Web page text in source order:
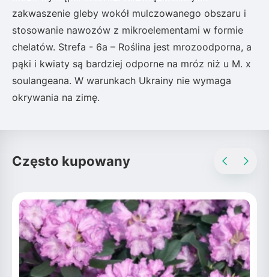
zakwaszenie gleby wokół mulczowanego obszaru i
stosowanie nawozów z mikroelementami w formie
chelatów. Strefa - 6a – Roślina jest mrozoodporna, a
pąki i kwiaty są bardziej odporne na mróz niż u M. x
soulangeana. W warunkach Ukrainy nie wymaga
okrywania na zimę.
Często kupowany